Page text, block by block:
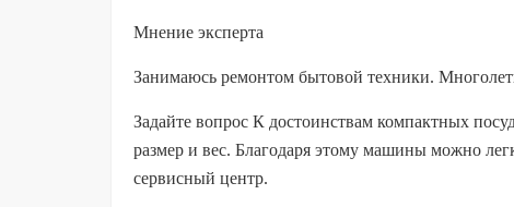
Мнение эксперта
Занимаюсь ремонтом бытовой техники.
Задайте вопрос К достоинствам компактных
размер и вес. Благодаря этому машины можно
сервисный центр.